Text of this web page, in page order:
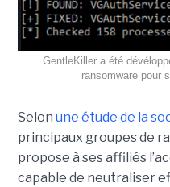
GentleKiller a été
ransomware pour
Selon une étude de la
principaux groupes de
propose à ses affiliés
capable de neutraliser